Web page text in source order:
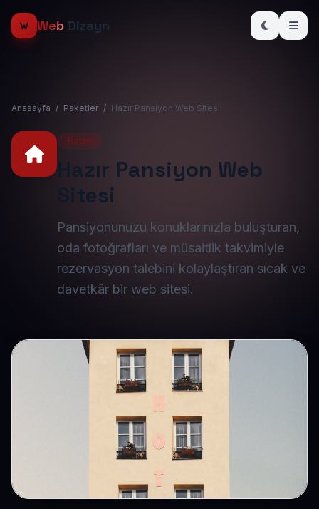
Web Dizayn
Anasayfa / Paketler / Hazır Pansiyon Web Sitesi
Turizm
Hazır Pansiyon Web
Sitesi
Pansiyonunuzu konuklarınızla buluşturan,
oda fotoğrafları ve müsaitlik takvimiyle
rezervasyon talebini kolaylaştıran sıcak ve
davetkâr bir web sitesi.